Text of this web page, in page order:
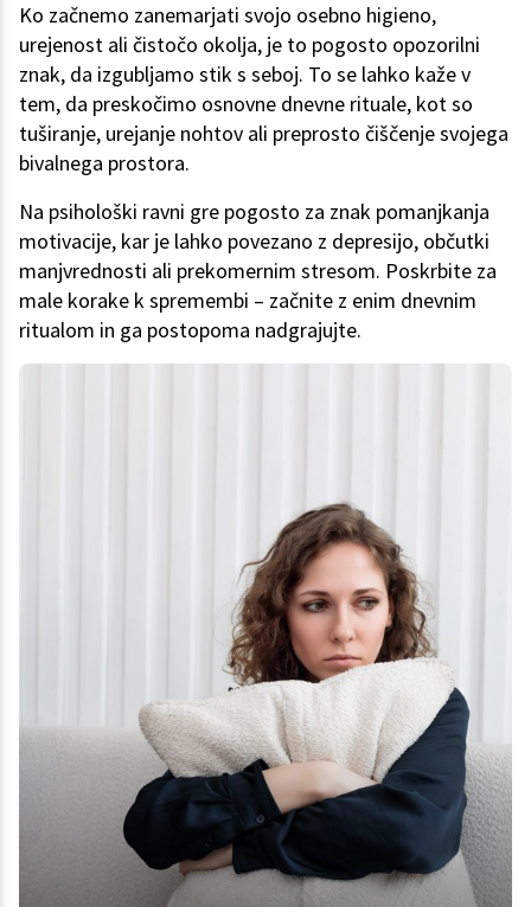
Ko začnemo zanemarjati svojo osebno higieno,
urejenost ali čistočo okolja, je to pogosto opozorilni
znak, da izgubljamo stik s seboj. To se lahko kaže v
tem, da preskočimo osnovne dnevne rituale, kot so
tuširanje, urejanje nohtov ali preprosto čiščenje svojega
bivalnega prostora.
Na psihološki ravni gre pogosto za znak pomanjkanja
motivacije, kar je lahko povezano z depresijo, občutki
manjvrednosti ali prekomernim stresom. Poskrbite za
male korake k spremembi – začnite z enim dnevnim
ritualom in ga postopoma nadgrajujte.